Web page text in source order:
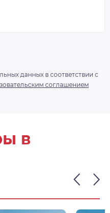
данных в соответствии с
соглашением
в